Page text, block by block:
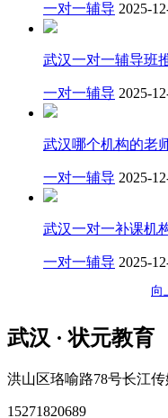
一对一辅导 2025-
武汉一对一辅导班
一对一辅导 2025-
武汉哪个机构的老
一对一辅导 2025-
武汉一对一补课机
一对一辅导 2025-
向
武汉 · 状元教育
洪山区珞喻路78号长江
15271820689